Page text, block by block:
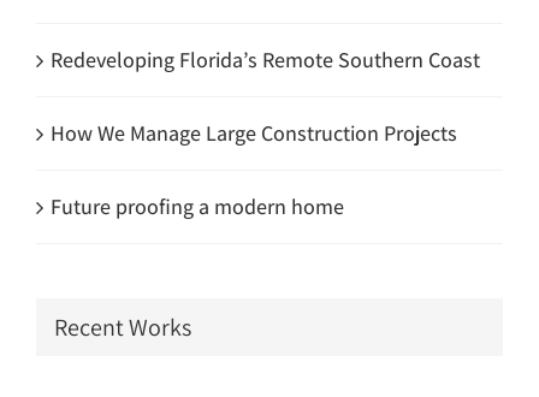
Redeveloping Florida’s Remote Southern Coast
How We Manage Large Construction Projects
Future proofing a modern home
Recent Works